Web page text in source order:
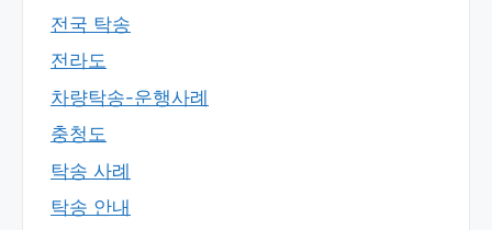
전국 탁송
전라도
차량탁송-운행사례
충청도
탁송 사례
탁송 안내